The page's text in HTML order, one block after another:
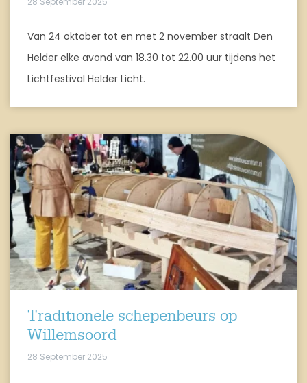
Van 24 oktober tot en met 2 november straalt Den
Helder elke avond van 18.30 tot 22.00 uur tijdens het
Lichtfestival Helder Licht.
Traditionele schepenbeurs op
Willemsoord
28 September 2025